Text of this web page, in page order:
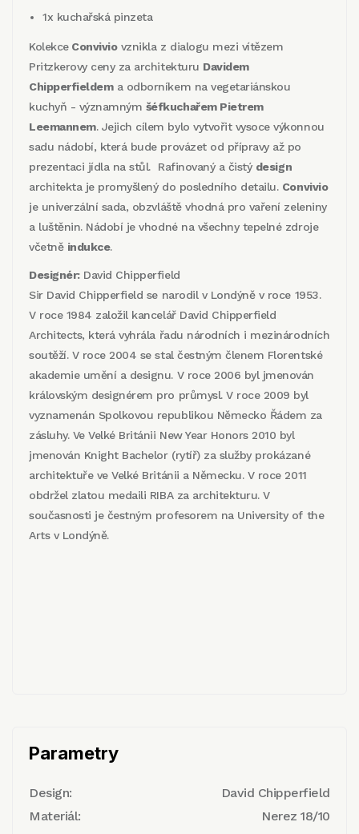
1x kuchařská pinzeta
KolekceConviviovznikla z dialogu mezi vítězem
Pritzkerovy ceny za architekturu Davidem
Chipperfieldema odborníkem na vegetariánskou
kuchyň - významným šéfkuchařem Pietrem
Leemannem. Jejich cílem bylo vytvořit vysoce výkonnou
sadu nádobí, která bude provázet od přípravy až po
prezentaci jídla na stůl. Rafinovaný a čistý design
architekta je promyšlený do posledního detailu. Convivio
je univerzální sada, obzvláště vhodná pro vaření zeleniny
a luštěnin. Nádobí je vhodné na všechny tepelné zdroje
včetně indukce.
Designér:David Chipperfield
Sir David Chipperfield se narodil v Londýně v roce 1953.
V roce 1984 založil kancelář David Chipperfield
Architects, která vyhrála řadu národních i mezinárodních
soutěží. V roce 2004 se stal čestným členem Florentské
akademie umění a designu. V roce 2006 byl jmenován
královským designérem pro průmysl. V roce 2009 byl
vyznamenán Spolkovou republikou Německo Řádem za
zásluhy. Ve Velké Británii New Year Honors 2010 byl
jmenován Knight Bachelor (rytíř) za služby prokázané
architektuře ve Velké Británii a Německu. V roce 2011
obdržel zlatou medaili RIBA za architekturu. V
současnosti je čestným profesorem na University of the
Arts v Londýně.
Parametry
Design:
David Chipperfield
Materiál:
Nerez 18/10